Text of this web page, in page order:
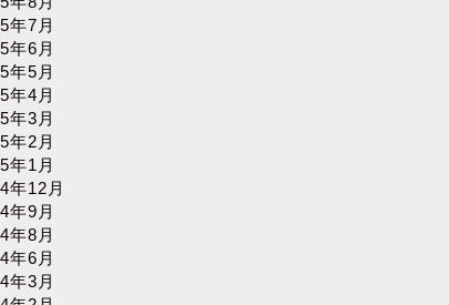
年7月
年6月
年5月
年4月
年3月
年2月
年1月
年12月
年9月
年8月
年6月
年3月